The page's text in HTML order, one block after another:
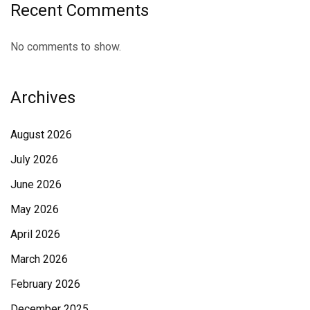
Recent Comments
No comments to show.
Archives
August 2026
July 2026
June 2026
May 2026
April 2026
March 2026
February 2026